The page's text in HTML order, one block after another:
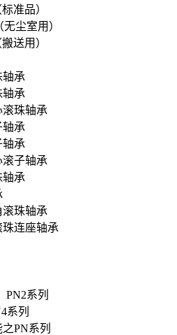
准品）
尘室用）
送用）
轴承
轴承
滚珠轴承
轴承
轴承
滚子轴承
轴承
滚珠轴承
连座轴承
PN2系列
系列
PN系列